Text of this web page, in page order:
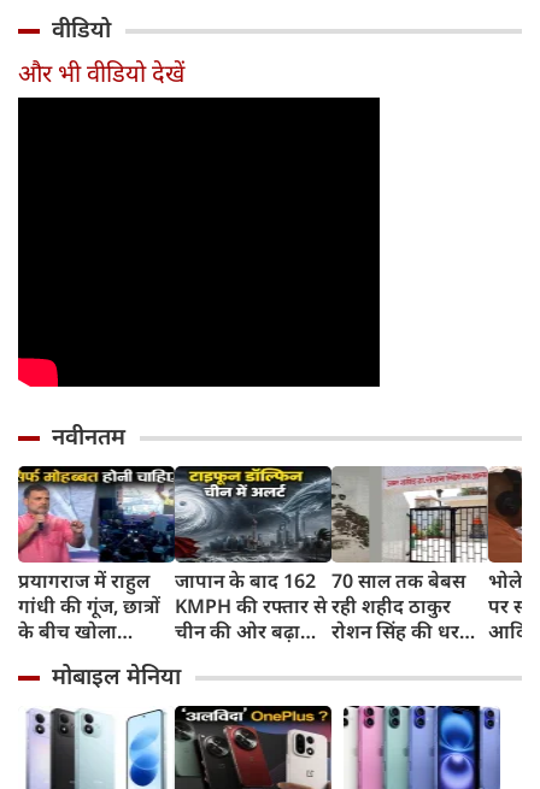
साल से ज्यादा उम्र का
काम, जानें पूरा
और
वीडियो
और भी वीडियो देखें
नवीनतम
प्रयागराज में राहुल
गांधी की गूंज, छात्रों
के बीच खोला
दरवाजों' का सच
जापान के बाद 162
KMPH की रफ्तार से
चीन की ओर बढ़ा
में अलर्ट, बंदरगाह,
स्कूल बंद, उड़ानें रद्द
70 साल तक बेबस
रही शहीद ठाकुर
रोशन सिंह की धरती,
मिटा दिया तीन
पीढ़ियों का दर्द
पर
मोबाइल मेनिया